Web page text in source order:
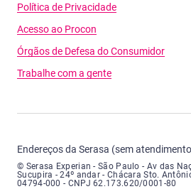
Política de Privacidade
Acesso ao Procon
Órgãos de Defesa do Consumidor
Trabalhe com a gente
Endereços da Serasa (sem
Serasa Experian - São Paulo - Endereço:
© Serasa Experian - São Paulo - Av das
Sucupira - 24º andar - Chácara Sto.
04794-000 - CNPJ 62.173.620/0001-80